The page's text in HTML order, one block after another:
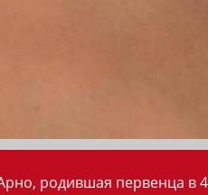
родившая первенца в